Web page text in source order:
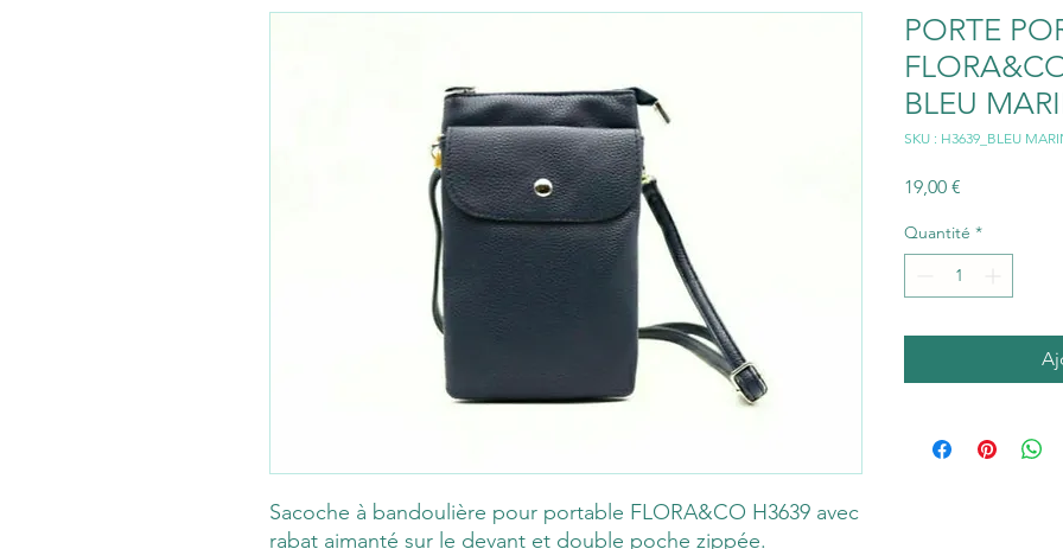
Sacoche à bandoulière pour portable FLORA&CO H3639 avec
rabat aimanté sur le devant et double poche zippée.
PORTE
BLEU
SKU : H3639_BLEU
19,00 €
Quantité *